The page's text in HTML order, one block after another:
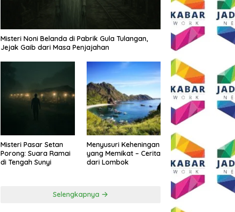
Misteri Noni Belanda di Pabrik Gula Tulangan,
Jejak Gaib dari Masa Penjajahan
Misteri Pasar Setan
Porong: Suara Ramai
di Tengah Sunyi
Menyusuri Keheningan
yang Memikat – Cerita
dari Lombok
Selengkapnya